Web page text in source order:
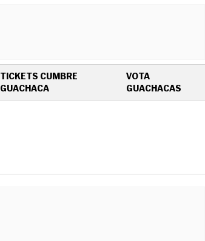
TICKETS CUMBRE
GUACHACAOPENS IN NEW WINDOW
VOTA
GUACHACAS